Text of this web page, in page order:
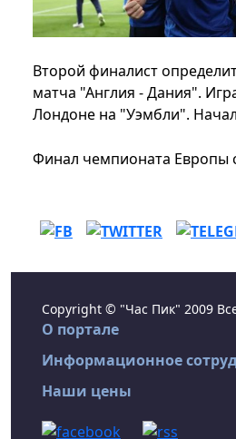
Второй финалист
матча "Англия - Дания".
Лондоне на "Уэмбли".
Финал чемпионата Европы
Copyright © "Час Пик" 2009
О портале
Информационное
Наши цены